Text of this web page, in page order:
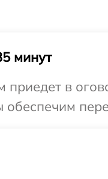
минут
в